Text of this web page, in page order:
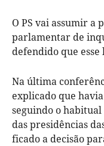
O PS vai assumir a
parlamentar de
defendido que
Na última
explicado que
seguindo o
das presidências
ficado a decisão